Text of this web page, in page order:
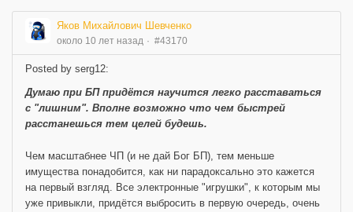
Яков Михайлович Шевченко
около 10 лет назад #43170
Posted by serg12:
Думаю при БП придётся научится легко расставаться
с "лишним". Вполне возможно что чем быстрей
расстанешься тем целей будешь.
Чем масштабнее ЧП (и не дай Бог БП), тем меньше
имущества понадобится, как ни парадоксально это кажется
на первый взгляд. Все электронные "игрушки", к которым мы
уже привыкли, придётся выбросить в первую очередь, очень